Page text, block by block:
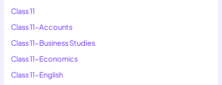
Class 11
Class 11-Accounts
Class 11-Business Studies
Class 11-Economics
Class 11-English